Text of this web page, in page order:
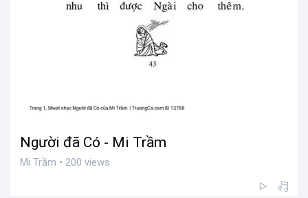
Người đã Có - Mi Trầm
Mi Trầm • 200 views